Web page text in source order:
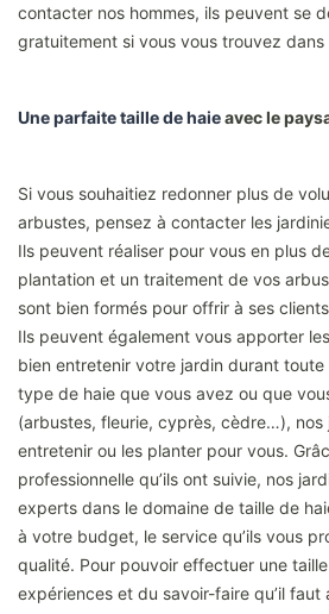
contacter nos hommes, ils peuvent se
gratuitement si vous vous trouvez dans
Une parfaite taille de haieavec le
Si vous souhaitiez redonner plus de
arbustes, pensez à contacter les
Ils peuvent réaliser pour vous en plus
plantation et un traitement de vos
sont bien formés pour offrir à ses
Ils peuvent également vous apporter
bien entretenir votre jardin durant toute
type de haie que vous avez ou que
(arbustes, fleurie, cyprès, cèdre…), nos
entretenir ou les planter pour vous.
professionnelle qu’ils ont suivie, nos
experts dans le domaine de taille de
à votre budget, le service qu’ils vous
qualité. Pour pouvoir effectuer une
expériences et du savoir-faire qu’il faut